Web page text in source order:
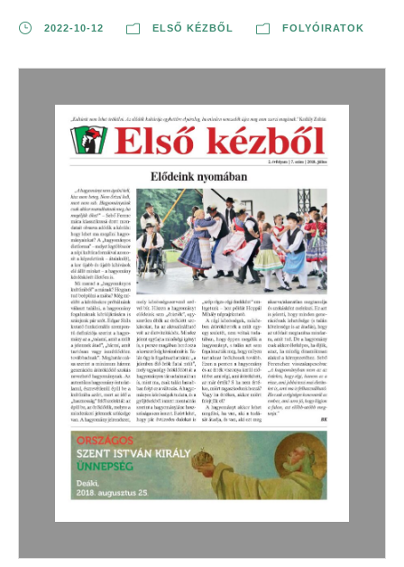
2022-10-12 ELSŐ KÉZBŐL FOLYÓIRATOK